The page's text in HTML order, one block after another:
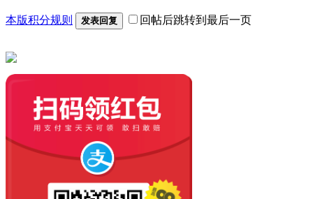
本版积分规则 发表回复 回帖后跳转到最后一页